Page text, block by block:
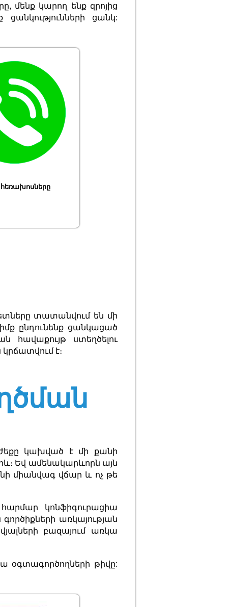
մենք կարող ենք զրոյից
ցանկ:
հեռախոսները
տատանվում են մի
ընդունենք ցանկացած
ստեղծելու
է։
կախված է մի քանի
Եվ ամենակարևորն այն
միանվագ վճար և ոչ թե
կոնֆիգուրացիա
առկայության
բազայում առկա
օգտագործողների թիվը: